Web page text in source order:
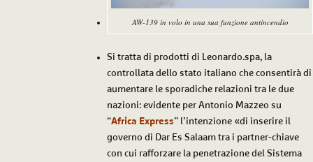
AW-139 in volo in una sua funzione antincendio
Si tratta di prodotti di Leonardo.spa, la
controllata dello stato italiano che consentirà di
aumentare le sporadiche relazioni tra le due
nazioni: evidente per Antonio Mazzeo su
“Africa Express” l’intenzione «di inserire il
governo di Dar Es Salaam tra i partner-chiave
con cui rafforzare la penetrazione del Sistema